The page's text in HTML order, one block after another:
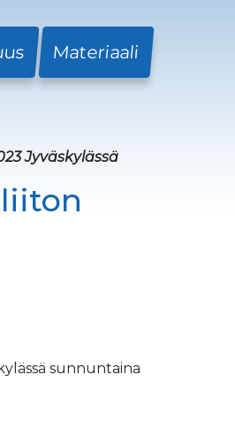
Materiaali
Jyväskylässä
sunnuntaina